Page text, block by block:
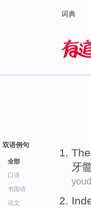
词典
双语例句
全部
口语
书面语
论文
The
牙